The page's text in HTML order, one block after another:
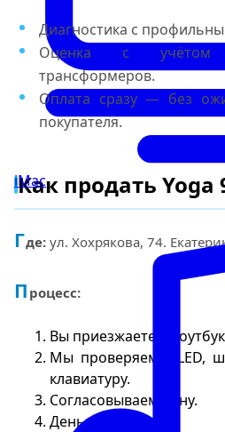
iMac
Диагностика с
Оценка с учётом
трансформеров.
Оплата сразу — без
покупателя.
Как продать Yoga
Где: ул. Хохрякова, 74.
П роцесс:
Вы приезжаете с
Мы проверяем OLED,
клавиатуру.
Согласовываем цену.
Деньги сразу.